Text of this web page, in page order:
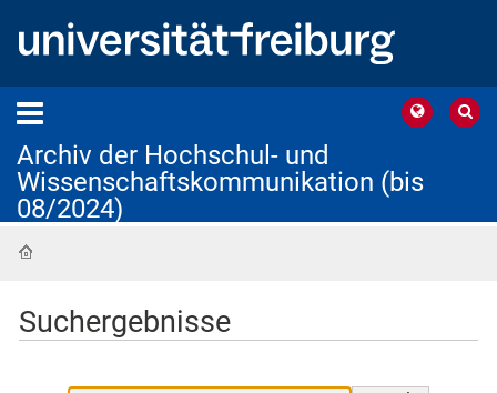
Archiv der Hochschul- und
Wissenschaftskommunikation (bis
08/2024)
Suchergebnisse